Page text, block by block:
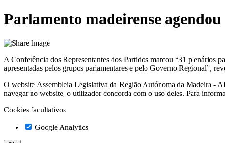
Parlamento madeirense
A Conferência dos Representantes dos Partidos marcou “31 plenários
apresentadas pelos grupos parlamentares e pelo Governo Regional”,
O website Assembleia Legislativa da Região Autónoma da Madeira -
navegar no website, o utilizador concorda com o uso deles. Para
Cookies facultativos
Google Analytics